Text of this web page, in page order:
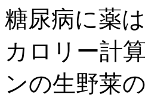
糖尿病に薬
カロリー計
ンの生野莱